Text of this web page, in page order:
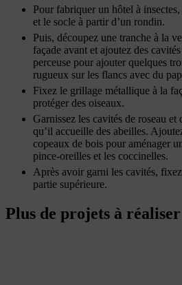
Pour fabriquer un hôtel à
et le socle à partir d’un rondin.
Puis, découpez une tranche à la
façade avant et ajoutez des
perceuse pour ajouter quelques
rugueux sur les flancs avec du
Fixez le grillage métallique à la
protéger des oiseaux.
Garnissez les cavités de roseau et
qu’il accueille des abeilles.
copeaux de bois pour aménager
pince-oreilles et les coccinelles.
Après avoir garni les cavités,
partie supérieure.
Plus de projets à réaliser